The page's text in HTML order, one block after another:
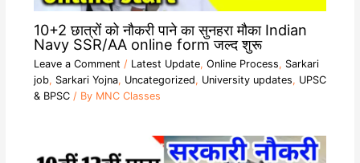
10+2 छात्रों को नौकरी पाने का सुनहरा मौका Indian
Navy SSR/AA online form जल्द शुरू
Leave a Comment / Latest Update, Online Process, Sarkari
job, Sarkari Yojna, Uncategorized, University updates, UPSC
& BPSC/ By MNC Classes